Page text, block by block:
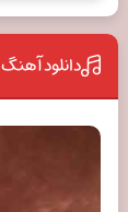
دانلود